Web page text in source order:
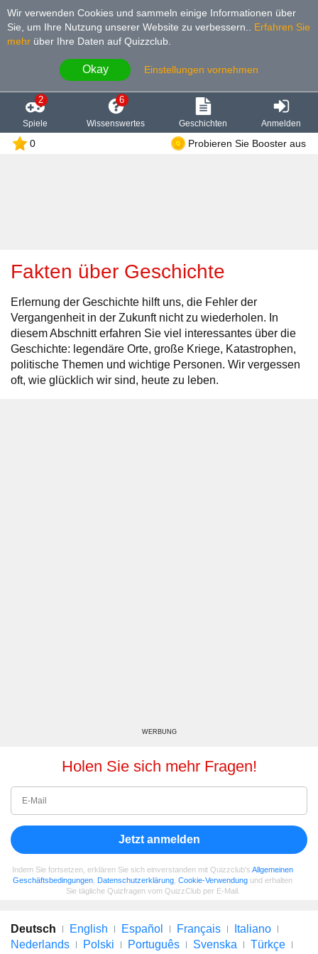
Wir verwenden Cookies und sammeln einige Informationen über
Sie, um Ihre Nutzung unserer Website zu verbessern.
Erfahren Sie
mehr über Ihre Daten auf Quizzclub.
Okay Einstellungen vornehmen
2
Spiele
6
Wissenswertes Geschichten Anmelden
0 Probieren Sie Booster aus
Fakten über Geschichte
Erlernung der Geschichte hilft uns, die Fehler der
Vergangenheit in der Zukunft nicht zu wiederholen. In
diesem Abschnitt erfahren Sie viel interessantes über die
Geschichte: legendäre Orte, große Kriege, Katastrophen,
politische Themen und wichtige Personen. Wir vergessen
oft, wie glücklich wir sind, heute zu leben.
WERBUNG
Holen Sie sich mehr Fragen!
Jetzt anmelden
Indem Sie fortsetzen, erklären Sie sich einverstanden mit Quizzclub's Allgemeinen
Geschäftsbedingungen Datenschutzerklärung Cookie-Verwendung und erhalten
Sie tägliche Quizfragen vom QuizzClub per E-Mail.
Deutsch English Español Français
Italiano
Nederlands
Polski Português Svenska
Türkçe